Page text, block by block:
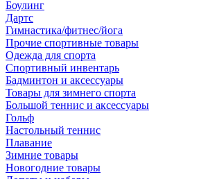
Боулинг
Дартс
Гимнастика/фитнес/йога
Прочие спортивные товары
Одежда для спорта
Спортивный инвентарь
Бадминтон и аксессуары
Товары для зимнего спорта
Большой теннис и аксессуары
Гольф
Настольный теннис
Плавание
Зимние товары
Новогодние товары